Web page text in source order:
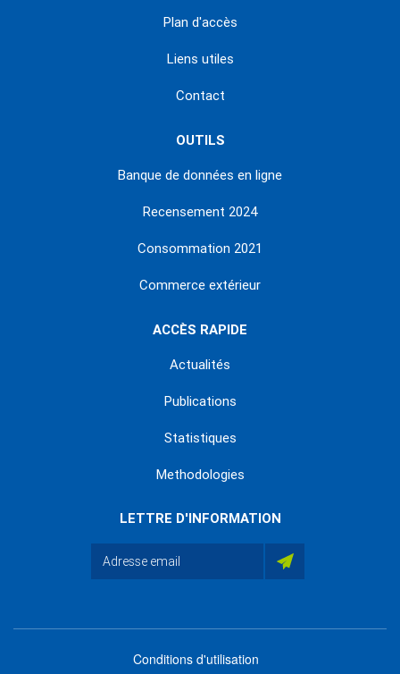
Plan d'accès
Liens utiles
Contact
OUTILS
Banque de données en ligne
Recensement 2024
Consommation 2021
Commerce extérieur
ACCÈS RAPIDE
Actualités
Publications
Statistiques
Methodologies
LETTRE D'INFORMATION
Conditions d'utilisation